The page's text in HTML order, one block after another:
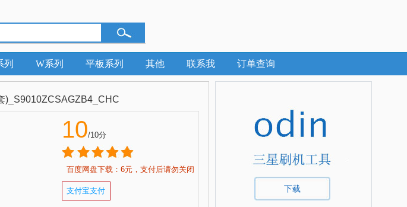
列 W系列 平板系列 其他 联系我 订单查询
)_S9010ZCSAGZB4_CHC
10/10分
百度网盘下载：6元，支付后请勿关闭
支付宝支付 下载